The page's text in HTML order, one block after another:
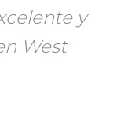
y
West